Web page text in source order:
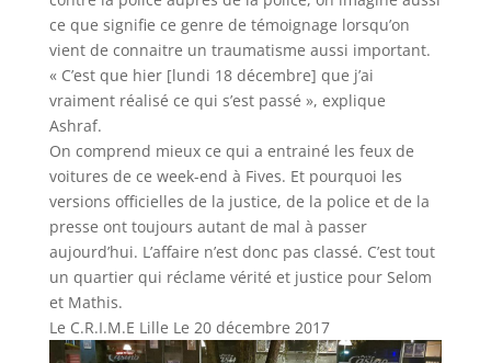
ce que signifie ce genre de témoignage lorsqu’on
vient de connaitre un traumatisme aussi important.
« C’est que hier[lundi 18 décembre] que j’ai
vraiment réalisé ce qui s’est passé », explique
Ashraf.
On comprend mieux ce qui a entrainé les feux de
voitures de ce week-end à Fives. Et pourquoi les
versions officielles de la justice, de la police et de la
presse ont toujours autant de mal à passer
aujourd’hui. L’affaire n’est donc pas classé. C’est tout
un quartier qui réclame vérité et justice pour Selom
et Mathis.
Le C.R.I.M.E Lille Le 20 décembre 2017